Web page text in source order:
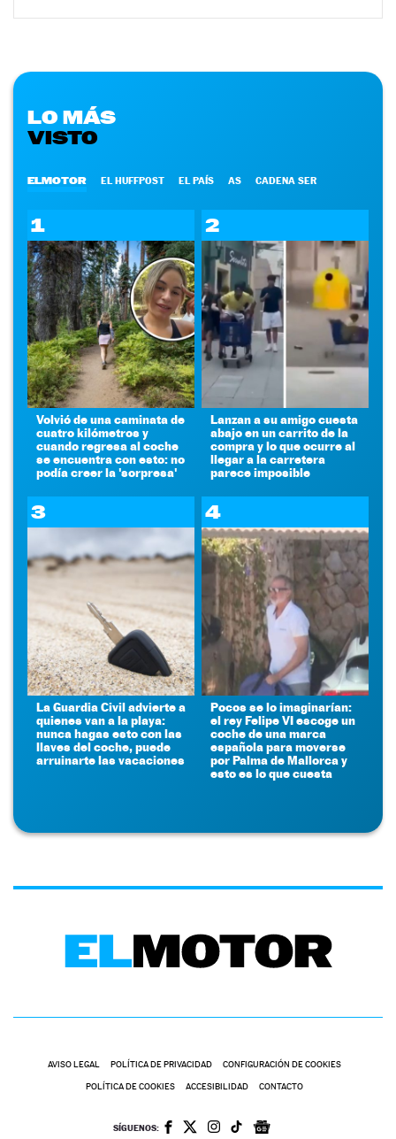
LO MÁS
VISTO
ELMOTOR EL HUFFPOST EL PAÍS AS CADENA SER
1
Volvió de una caminata de
cuatro kilómetros y
cuando regresa al coche
se encuentra con esto: no
podía creer la 'sorpresa'
2
Lanzan a su amigo cuesta
abajo en un carrito de la
compra y lo que ocurre al
llegar a la carretera
parece imposible
3
La Guardia Civil advierte a
quienes van a la playa:
nunca hagas esto con las
llaves del coche, puede
arruinarte las vacaciones
4
Pocos se lo imaginarían:
el rey Felipe VI escoge un
coche de una marca
española para moverse
por Palma de Mallorca y
esto es lo que cuesta
AVISO LEGAL POLÍTICA DE PRIVACIDAD CONFIGURACIÓN DE COOKIES
POLÍTICA DE COOKIES ACCESIBILIDAD CONTACTO
SÍGUENOS: